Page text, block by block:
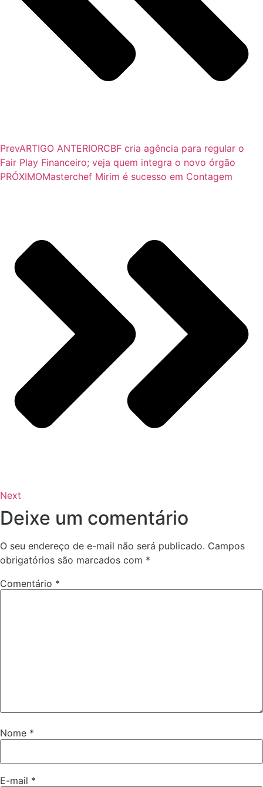
PrevARTIGO ANTERIORCBF cria agência para regular o
Fair Play Financeiro; veja quem integra o novo órgão
PRÓXIMOMasterchef Mirim é sucesso em Contagem
Next
Deixe um comentário
O seu endereço de e-mail não será publicado. Campos
obrigatórios são marcados com *
Comentário *
Nome *
E-mail *